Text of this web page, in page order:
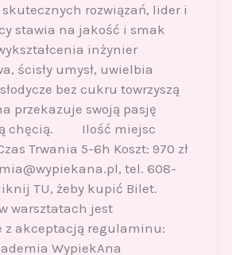
rozwiązań, lider i
stawia na jakość i smak
inżynier
ścisły umysł, uwielbia
bez cukru towrzyszą
przekazuje swoją pasję
chęcią. Ilość miejsc
Trwania 5-6h Koszt: 970 zł
tel. 608-
TU, żeby kupić Bilet.
warsztatach jest
z akceptacją regulaminu:
WypiekAna